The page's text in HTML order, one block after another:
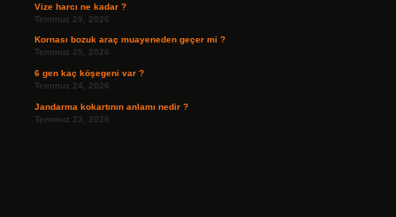
Vize harcı ne kadar ?
Temmuz 29, 2026
Kornası bozuk araç muayeneden geçer mi ?
Temmuz 25, 2026
6 gen kaç köşegeni var ?
Temmuz 24, 2026
Jandarma kokartının anlamı nedir ?
Temmuz 23, 2026